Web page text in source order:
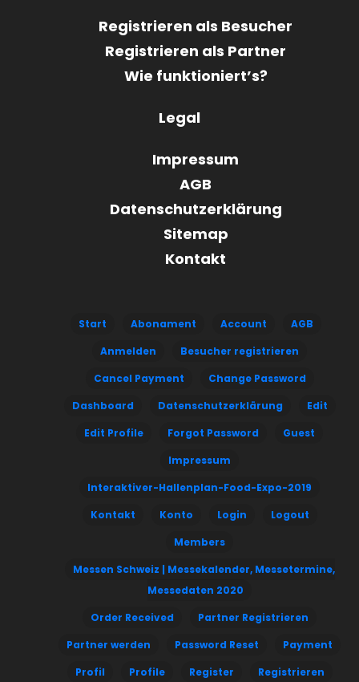
Registrieren als Besucher
Registrieren als Partner
Wie funktioniert’s?
Legal
Impressum
AGB
Datenschutzerklärung
Sitemap
Kontakt
Start Abonament Account
AGB
Anmelden
Besucher registrieren
Cancel Payment
Change Password
Dashboard
Datenschutzerklärung
Edit
Edit Profile
Forgot Password
Guest
Impressum
Interaktiver-Hallenplan-Food-Expo-2019
Kontakt
Konto Login
Logout
Members
Messen Schweiz | Messekalender, Messetermine,
Messedaten 2020
Order Received
Partner Registrieren
Partner werden
Password Reset
Payment
Profil
Profile Register Registrieren